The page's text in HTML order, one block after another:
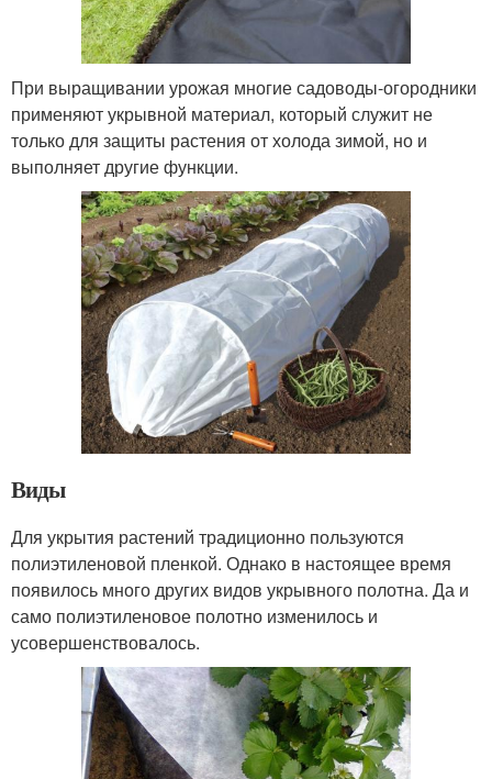
При выращивании урожая многие садоводы-огородники
применяют укрывной материал, который служит не
только для защиты растения от холода зимой, но и
выполняет другие функции.
Виды
Для укрытия растений традиционно пользуются
полиэтиленовой пленкой. Однако в настоящее время
появилось много других видов укрывного полотна. Да и
само полиэтиленовое полотно изменилось и
усовершенствовалось.